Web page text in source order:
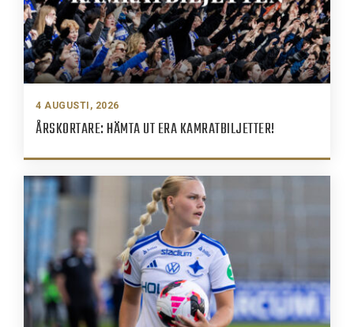
4 AUGUSTI, 2026
ÅRSKORTARE: HÄMTA UT ERA KAMRATBILJETTER!